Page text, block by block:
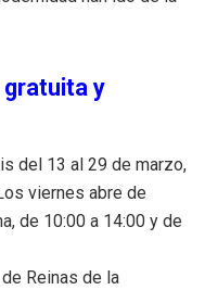
gratuita y
del 13 al 29 de marzo,
viernes abre de
de 10:00 a 14:00 y de
Reinas de la